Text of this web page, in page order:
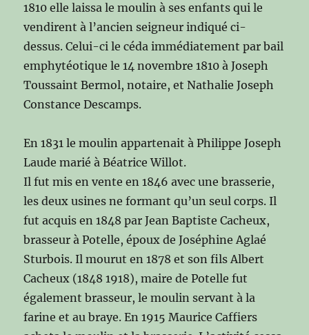
1810 elle laissa le moulin à ses enfants qui le
vendirent à l’ancien seigneur indiqué ci-
dessus. Celui-ci le céda immédiatement par bail
emphytéotique le 14 novembre 1810 à Joseph
Toussaint Bermol, notaire, et Nathalie Joseph
Constance Descamps.
En 1831 le moulin appartenait à Philippe Joseph
Laude marié à Béatrice Willot.
Il fut mis en vente en 1846 avec une brasserie,
les deux usines ne formant qu’un seul corps. Il
fut acquis en 1848 par Jean Baptiste Cacheux,
brasseur à Potelle, époux de Joséphine Aglaé
Sturbois. Il mourut en 1878 et son fils Albert
Cacheux (1848 1918), maire de Potelle fut
également brasseur, le moulin servant à la
farine et au braye. En 1915 Maurice Caffiers